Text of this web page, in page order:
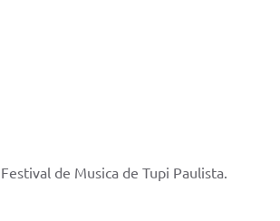
de Musica de Tupi Paulista.